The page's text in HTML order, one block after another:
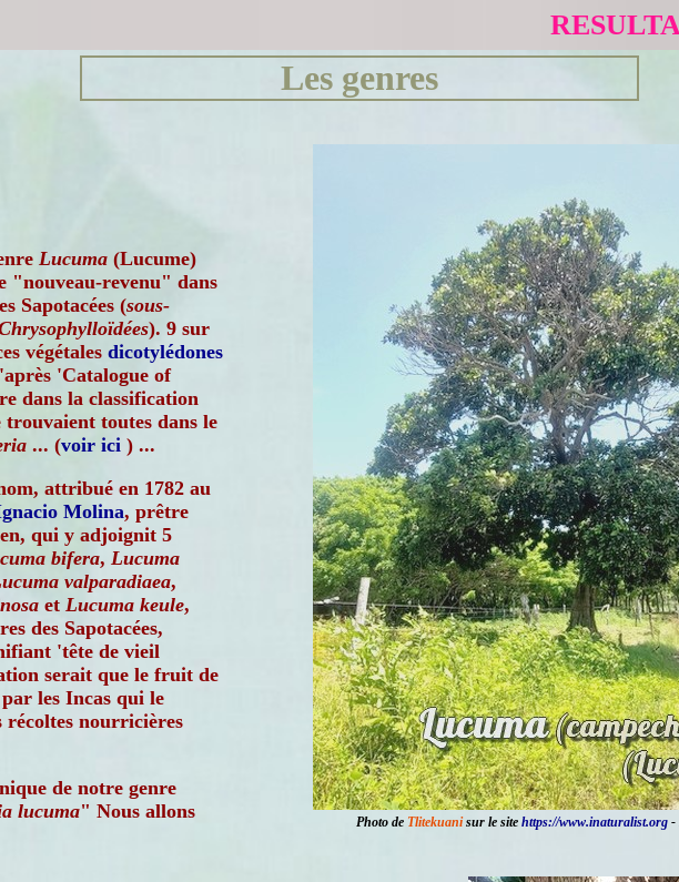
Les genres
Photo de Tlitekuanisur le site https://www.inaturalist.org-
Lucuma (Lucume)
"nouveau-revenu" dans
Sapotacées (sous-
). 9 sur
végétales dicotylédones
'Catalogue of
dans la classification
toutes dans le
... (voir ici ) ...
attribué en 1782 au
Molina, prêtre
qui y adjoignit 5
bifera, Lucuma
valparadiaea,
et Lucuma keule,
des Sapotacées,
'tête de vieil
serait que le fruit de
les Incas qui le
nourricières
de notre genre
lucuma" Nous allons